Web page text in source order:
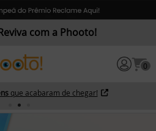
com a Phooto!
0
que acabaram de chegar!